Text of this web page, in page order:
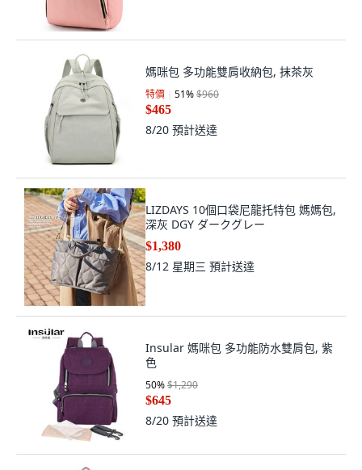
媽咪包 多功能雙肩收納包, 抹茶灰
特價 51%$960
$465
8/20 預計送達
LIZDAYS 10個口袋尼龍托特包 媽媽包,
深灰 DGY ダークグレー
$1,380
8/12 星期三 預計送達
Insular 媽咪包 多功能防水雙肩包, 紫
色
50%$1,290
$645
8/20 預計送達